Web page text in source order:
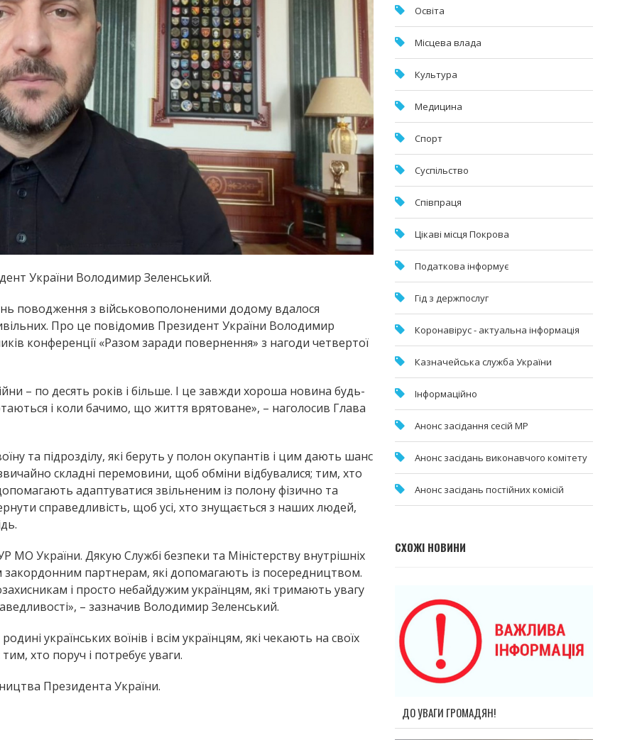
України Володимир Зеленський.
поводження з військовополоненими додому вдалося
Про це повідомив Президент України Володимир
конференції «Разом заради повернення» з нагоди четвертої
– по десять років і більше. І це завжди хороша новина будь-
і коли бачимо, що життя врятоване», – наголосив Глава
та підрозділу, які беруть у полон окупантів і цим дають шанс
складні перемовини, щоб обміни відбувалися; тим, хто
адаптуватися звільненим із полону фізично та
справедливість, щоб усі, хто знущається з наших людей,
МО України. Дякую Службі безпеки та Міністерству внутрішніх
закордонним партнерам, які допомагають із посередництвом.
і просто небайдужим українцям, які тримають увагу
– зазначив Володимир Зеленський.
українських воїнів і всім українцям, які чекають на своїх
хто поруч і потребує уваги.
Президента України.
Освіта
Місцева влада
Культура
Медицина
Спорт
Суспільство
Співпраця
Цікаві місця Покрова
Податкова інформує
Гід з держпослуг
Коронавірус - актуальна інформація
Казначейська служба України
Інформаційно
Анонс засідання сесій МР
Анонс засідань виконавчого комітету
Анонс засідань постійних комісій
СХОЖІ НОВИНИ
ДО УВАГИ ГРОМАДЯН!